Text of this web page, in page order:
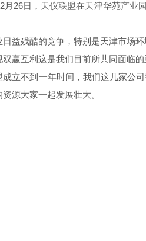
月26日，天仪联盟在天津华苑产业
日益残酷的竞争，特别是天津市场
双赢互利这是我们目前所共同面临
成立不到一年时间，我们这几家公
源大家一起发展壮大。